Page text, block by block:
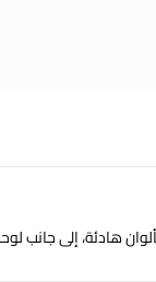
هادئة، إلى جانب